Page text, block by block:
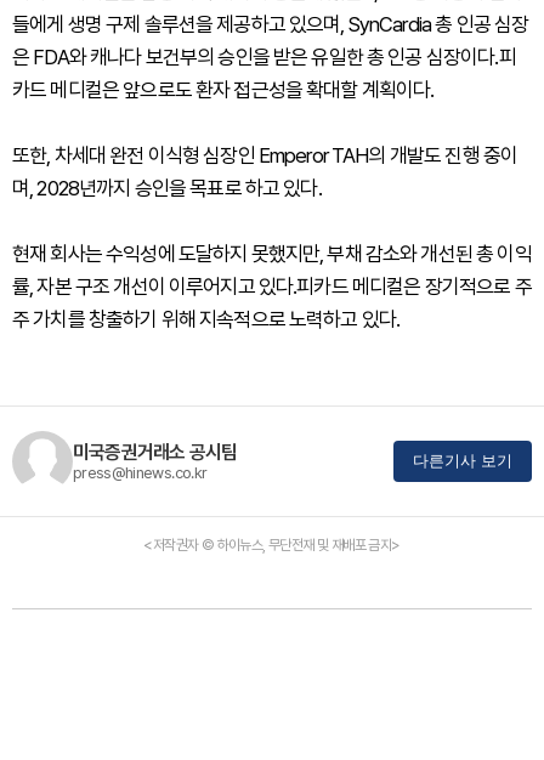
들에게 생명 구제 솔루션을 제공하고 있으며, SynCardia 총 인공 심장
은 FDA와 캐나다 보건부의 승인을 받은 유일한 총 인공 심장이다.피
카드 메디컬은 앞으로도 환자 접근성을 확대할 계획이다.
또한, 차세대 완전 이식형 심장인 Emperor TAH의 개발도 진행 중이
며, 2028년까지 승인을 목표로 하고 있다.
현재 회사는 수익성에 도달하지 못했지만, 부채 감소와 개선된 총 이익
률, 자본 구조 개선이 이루어지고 있다.피카드 메디컬은 장기적으로 주
주 가치를 창출하기 위해 지속적으로 노력하고 있다.
미국증권거래소 공시팀
press@hinews.co.kr
다른기사 보기
<저작권자 © 하이뉴스, 무단전재 및 재배포 금지>